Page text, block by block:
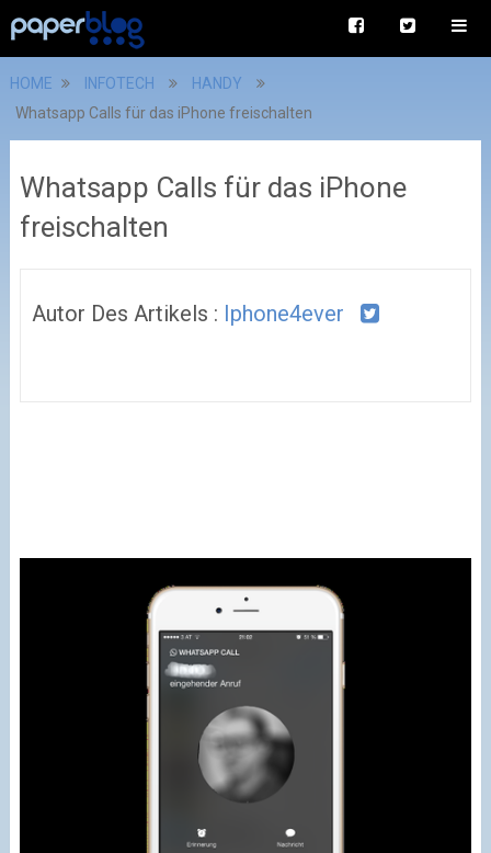
HOME INFOTECH
HANDY
Whatsapp Calls für das iPhone freischalten
Whatsapp Calls für das iPhone
freischalten
Autor Des Artikels : Iphone4ever